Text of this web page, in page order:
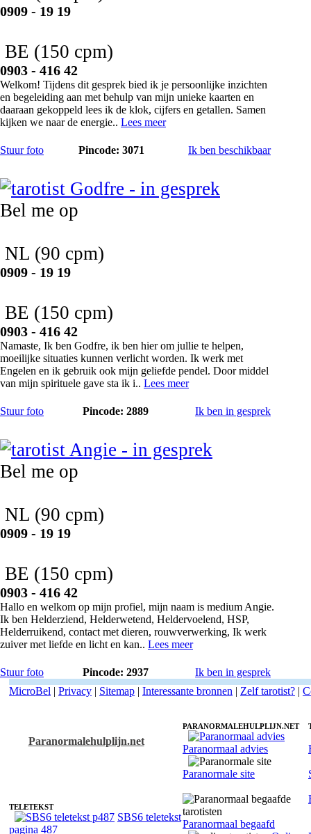
0909 - 19 19
BE (150 cpm)
0903 - 416 42
Welkom! Tijdens dit gesprek bied ik je persoonlijke inzichten
en begeleiding aan met behulp van mijn unieke kaarten en
daaraan gekoppeld lees ik de klok, cijfers en getallen. Samen
kijken we naar de energie.. Lees meer
Stuur foto Pincode: 3071 Ik ben beschikbaar
Bel me op
NL (90 cpm)
0909 - 19 19
BE (150 cpm)
0903 - 416 42
Namaste, Ik ben Godfre, ik ben hier om jullie te helpen,
moeilijke situaties kunnen verlicht worden. Ik werk met
Engelen en ik gebruik ook mijn geliefde pendel. Door middel
van mijn spirituele gave sta ik i.. Lees meer
Stuur foto Pincode: 2889 Ik ben in gesprek
Bel me op
NL (90 cpm)
0909 - 19 19
BE (150 cpm)
0903 - 416 42
Hallo en welkom op mijn profiel, mijn naam is medium Angie.
Ik ben Helderziend, Helderwetend, Heldervoelend, HSP,
Helderruikend, contact met dieren, rouwverwerking, Ik werk
zuiver met liefde en licht en kan.. Lees meer
Stuur foto Pincode: 2937
Ik ben in gesprek
MicroBel | Privacy | Sitemap | Interessante bronnen | Zelf tarotist? |
Paranormalehulplijn.net
TELETEKST
SBS6 teletekst
pagina 487
PARANORMALEHULPLIJN.NET
Paranormaal advies
Paranormale site
Paranormaal begaafd